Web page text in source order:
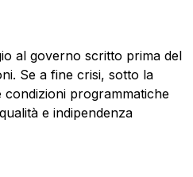
al governo scritto prima del
Se a fine crisi, sotto la
condizioni programmatiche
e indipendenza